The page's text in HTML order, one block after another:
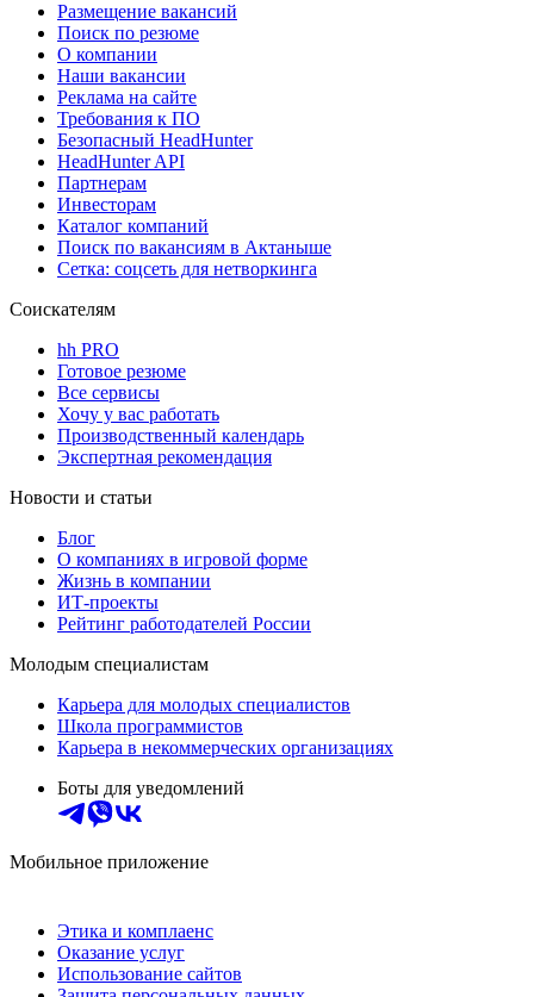
Размещение вакансий
Поиск по резюме
О компании
Наши вакансии
Реклама на сайте
Требования к ПО
Безопасный HeadHunter
HeadHunter API
Партнерам
Инвесторам
Каталог компаний
Поиск по вакансиям в Актаныше
Сетка: соцсеть для нетворкинга
Соискателям
hh PRO
Готовое резюме
Все сервисы
Хочу у вас работать
Производственный календарь
Экспертная рекомендация
Новости и статьи
Блог
О компаниях в игровой форме
Жизнь в компании
ИТ-проекты
Рейтинг работодателей России
Молодым специалистам
Карьера для молодых специалистов
Школа программистов
Карьера в некоммерческих организациях
Боты для уведомлений
Мобильное приложение
Этика и комплаенс
Оказание услуг
Использование сайтов